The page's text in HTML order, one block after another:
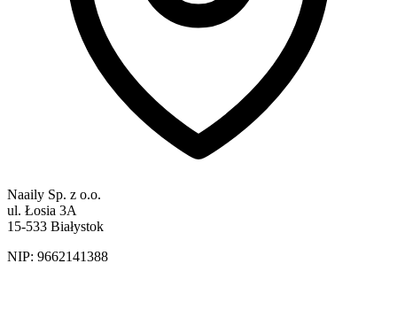
Naaily Sp. z o.o.
ul. Łosia 3A
15-533 Białystok
NIP: 9662141388